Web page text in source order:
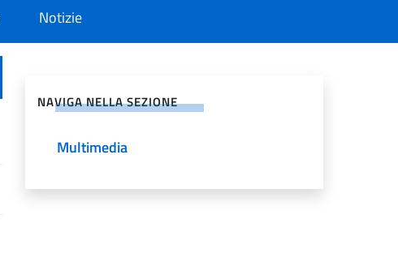
Notizie
NAVIGA NELLA SEZIONE
Multimedia